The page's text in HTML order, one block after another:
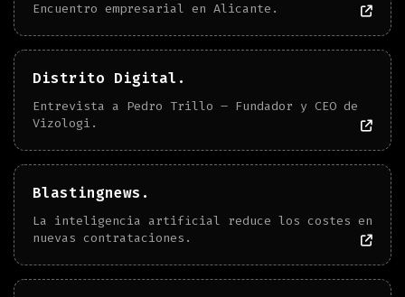
Encuentro empresarial en Alicante.
Distrito Digital.
Entrevista a Pedro Trillo – Fundador y CEO de
Vizologi.
Blastingnews.
La inteligencia artificial reduce los costes en
nuevas contrataciones.